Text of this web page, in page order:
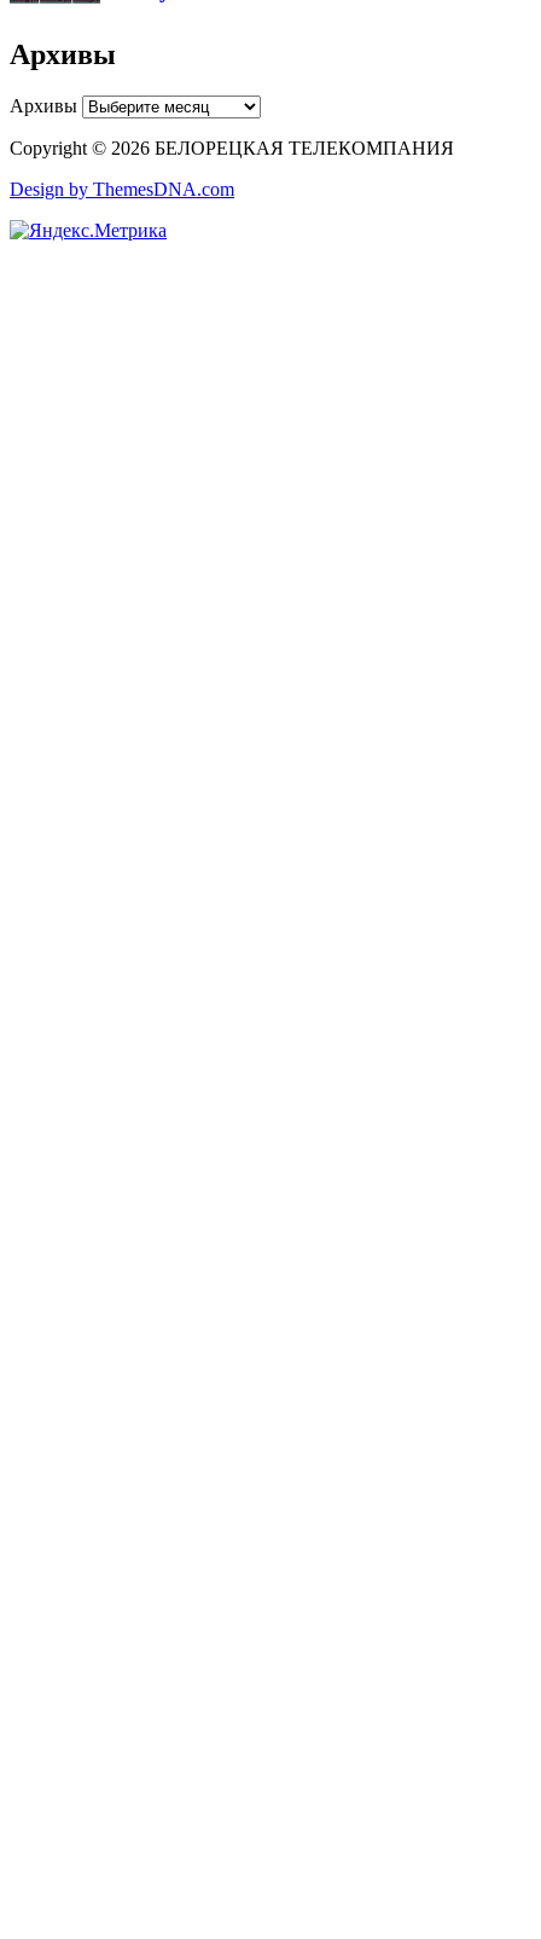
Архивы
Архивы
Copyright © 2026 БЕЛОРЕЦКАЯ ТЕЛЕКОМПАНИЯ
Design by ThemesDNA.com